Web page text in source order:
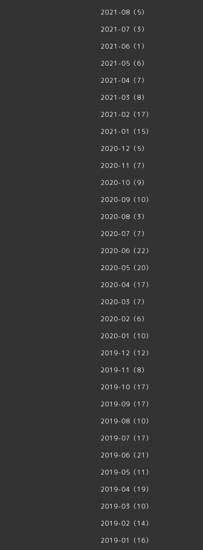
2021-08（5）
2021-07（3）
2021-06（1）
2021-05（6）
2021-04（7）
2021-03（8）
2021-02（17）
2021-01（15）
2020-12（5）
2020-11（7）
2020-10（9）
2020-09（10）
2020-08（3）
2020-07（7）
2020-06（22）
2020-05（20）
2020-04（17）
2020-03（7）
2020-02（6）
2020-01（10）
2019-12（12）
2019-11（8）
2019-10（17）
2019-09（17）
2019-08（10）
2019-07（17）
2019-06（21）
2019-05（11）
2019-04（19）
2019-03（10）
2019-02（14）
2019-01（16）